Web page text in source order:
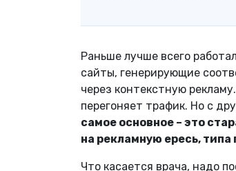
Раньше лучше всего
сайты, генерирующие
через контекстную
перегоняет трафик. Но с
самое основное – это
на рекламную ересь,
Что касается врача, надо